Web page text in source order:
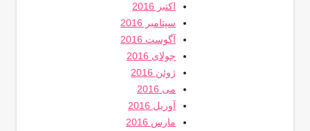
اکتبر 2016
سپتامبر 2016
آگوست 2016
جولای 2016
ژوئن 2016
می 2016
آوریل 2016
مارس 2016